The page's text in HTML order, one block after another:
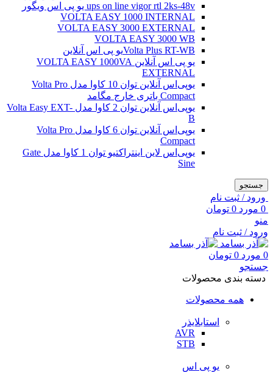
ups on line vigor rtl 2ks-48v یو پی اس ویگور
VOLTA EASY 1000 INTERNAL
VOLTA EASY 3000 EXTERNAL
VOLTA EASY 3000 WB
Volta Plus RT-WBیو پی اس آنلاین
یو پی اس آنلاین VOLTA EASY 1000VA
EXTERNAL
یو‌پی‌اس آنلاین توان 10 کاوا مدل Volta Pro
Compact باتری خارج مگامد
یو‌پی‌اس آنلاین توان 2 کاوا مدل Volta Easy EXT-
B
یو‌پی‌اس آنلاین توان 6 کاوا مدل Volta Pro
Compact
یو‌پی‌اس لاین اینتراکتیو توان 1 کاوا مدل Gate
Sine
جستجو
ورود / ثبت نام
0 مورد 0 تومان
منو
ورود / ثبت نام
0 مورد 0 تومان
جستجو
دسته بندی محصولات
همه محصولات
استابلایذر
AVR
STB
یو پی اس